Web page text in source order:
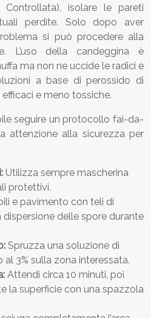
Controllata), isolare le pareti
perdite. Solo dopo aver
si può procedere alla
L’uso della candeggina è
ma non ne uccide le radici e
a base di perossido di
e meno tossiche.
seguire un protocollo fai-da-
attenzione alla sicurezza per
Utilizza sempre mascherina
protettivi.
e pavimento con teli di
delle spore durante
Spruzza una soluzione di
3% sulla zona interessata.
Attendi circa 10 minuti, poi
la superficie con una spazzola